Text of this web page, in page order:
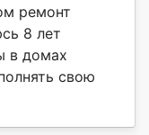
ремонт
8 лет
в домах
свою